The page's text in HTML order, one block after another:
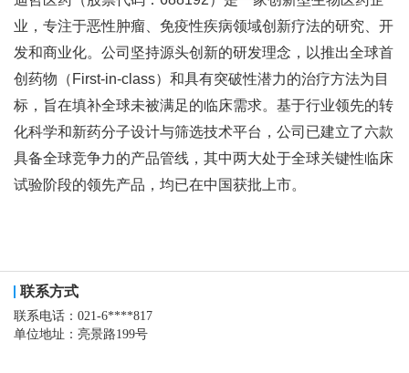
业，专注于恶性肿瘤、免疫性疾病领域创新疗法的研究、开
发和商业化。公司坚持源头创新的研发理念，以推出全球首
创药物（First-in-class）和具有突破性潜力的治疗方法为目
标，旨在填补全球未被满足的临床需求。基于行业领先的转
化科学和新药分子设计与筛选技术平台，公司已建立了六款
具备全球竞争力的产品管线，其中两大处于全球关键性临床
试验阶段的领先产品，均已在中国获批上市。
联系方式
联系电话： 021-6****817
单位地址： 亮景路199号